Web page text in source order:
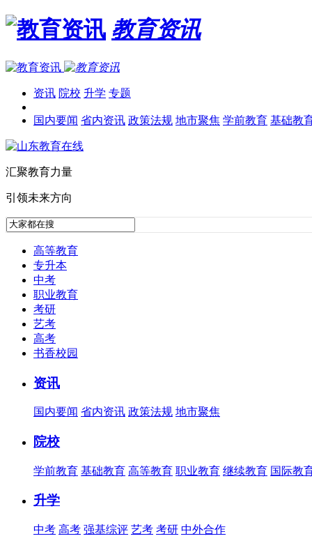
教育资讯
资讯 院校 升学 专题
国内要闻 省内资讯 政策法规 地市聚焦 学前教育 基础教
汇聚教育力量
引领未来方向
高等教育
专升本
中考
职业教育
考研
艺考
高考
书香校园
资讯
国内要闻 省内资讯 政策法规 地市聚焦
院校
学前教育 基础教育 高等教育 职业教育 继续教育 国际教
升学
中考 高考 强基综评 艺考 考研 中外合作